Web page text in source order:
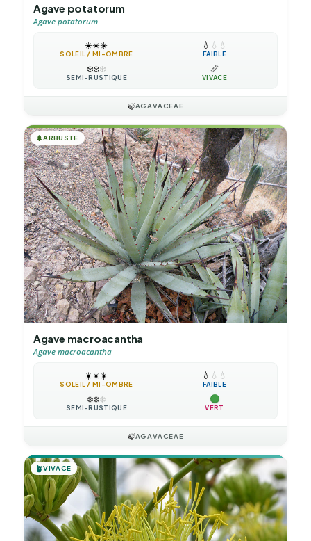
Agave potatorum
Agave potatorum
☀️☀️☀️
SOLEIL / MI-OMBRE
💧 💧 💧
FAIBLE
❄️❄️❄️
SEMI-RUSTIQUE
📏
VIVACE
🍃AGAVACEAE
🌲ARBUSTE
Agave macroacantha
Agave macroacantha
☀️☀️☀️
SOLEIL / MI-OMBRE
💧 💧 💧
FAIBLE
❄️❄️❄️
SEMI-RUSTIQUE VERT
🍃AGAVACEAE
🪴VIVACE